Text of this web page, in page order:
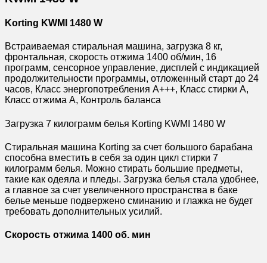
Korting KWMI 1480 W
Встраиваемая стиральная машина, загрузка 8 кг,
фронтальная, скорость отжима 1400 об/мин, 16
программ, сенсорное управление, дисплей с индикацией
продолжительности программы, отложенный старт до 24
часов, Класс энергопотребления А+++, Класс стирки А,
Класс отжима А, Контроль баланса
Загрузка 7 килограмм белья Korting KWMI 1480 W
Стиральная машина Korting за счет большого барабана
способна вместить в себя за один цикл стирки 7
килограмм белья. Можно стирать большие предметы,
такие как одеяла и пледы. Загрузка белья стала удобнее,
а главное за счет увеличенного пространства в баке
белье меньше подвержено сминанию и глажка не будет
требовать дополнительных усилий.
Скорость отжима 1400 об. мин